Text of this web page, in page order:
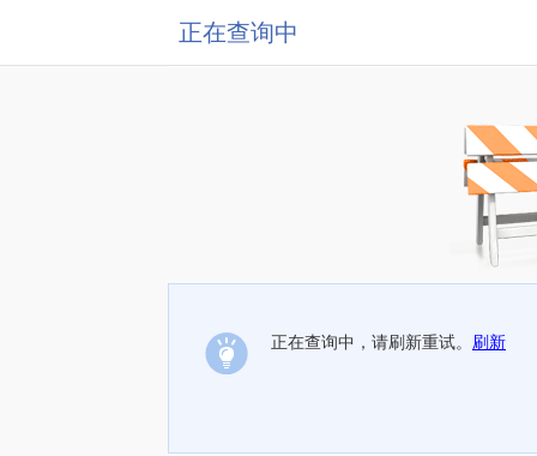
正在查询中
正在查询中，请刷新重试。 刷新